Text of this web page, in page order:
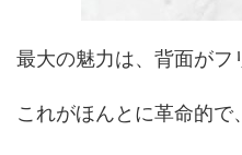
最大の魅力は、背面がフ
これがほんとに革命的で